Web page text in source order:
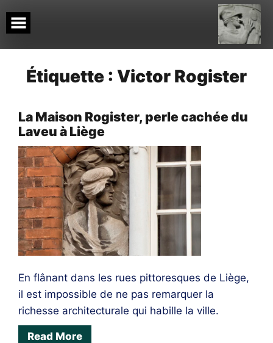
to
content
Étiquette : Victor Rogister
La Maison Rogister, perle cachée du
Laveu à Liège
En flânant dans les rues pittoresques de Liège,
il est impossible de ne pas remarquer la
richesse architecturale qui habille la ville.
Read More